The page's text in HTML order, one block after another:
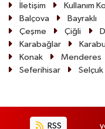
İletişim
Kullanım
Balçova
Bayraklı
Çeşme
Çiğli
Karabağlar
Konak
Menderes
Seferihisar
Selçuk
RSS